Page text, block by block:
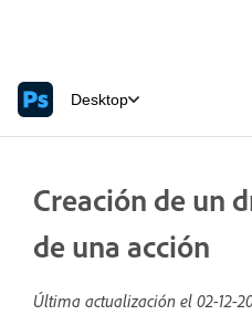
Desktop
Creación de un
de una acción
Última actualización el 02-12-